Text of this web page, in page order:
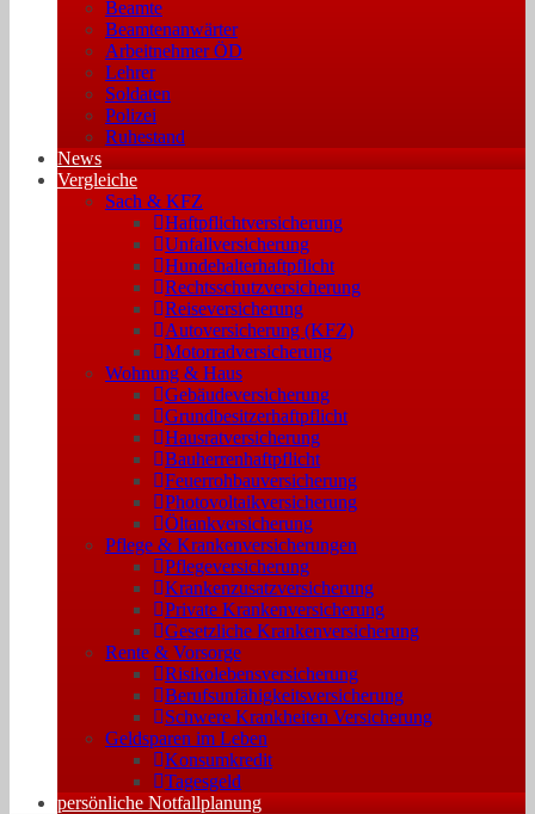
Beamte
Beamtenanwärter
Arbeitnehmer ÖD
Lehrer
Soldaten
Polizei
Ruhestand
News
Vergleiche
Sach & KFZ
Haftpflichtversicherung
Unfallversicherung
Hundehalterhaftpflicht
Rechtsschutzversicherung
Reiseversicherung
Autoversicherung (KFZ)
Motorradversicherung
Wohnung & Haus
Gebäudeversicherung
Grundbesitzerhaftpflicht
Hausratversicherung
Bauherrenhaftpflicht
Feuerrohbauversicherung
Photovoltaikversicherung
Öltankversicherung
Pflege & Krankenversicherungen
Pflegeversicherung
Krankenzusatzversicherung
Private Krankenversicherung
Gesetzliche Krankenversicherung
Rente & Vorsorge
Risikolebensversicherung
Berufs­unfähigkeitsversicherung
Schwere Krankheiten Versicherung
Geldsparen im Leben
Konsumkredit
Tagesgeld
persönliche Notfallplanung